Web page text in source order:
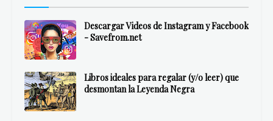
Descargar Videos de Instagram y Facebook
- Savefrom.net
Libros ideales para regalar (y/o leer) que
desmontan la Leyenda Negra